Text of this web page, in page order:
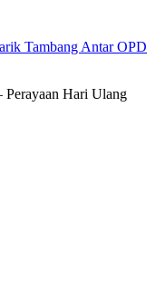
Tambang Antar OPD
Hari Ulang